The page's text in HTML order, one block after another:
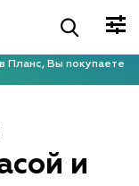
Планс, Вы покупаете
и